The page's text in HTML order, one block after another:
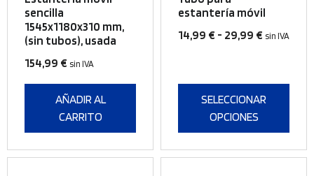
sencilla
1545x1180x310 mm,
(sin tubos), usada
154,99 € sin IVA
AÑADIR AL
CARRITO
estantería móvil
14,99 € - 29,99 € Rango
desde
14,99 €
sin IVA
SELECCIONAR
OPCIONES
tiene
variantes.
pueden
elegir
en